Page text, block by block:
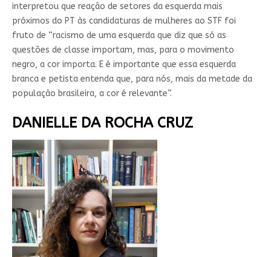
interpretou que reação de setores da esquerda mais
próximos do PT às candidaturas de mulheres ao STF foi
fruto de “racismo de uma esquerda que diz que só as
questões de classe importam, mas, para o movimento
negro, a cor importa. E é importante que essa esquerda
branca e petista entenda que, para nós, mais da metade da
população brasileira, a cor é relevante”.
DANIELLE DA ROCHA CRUZ